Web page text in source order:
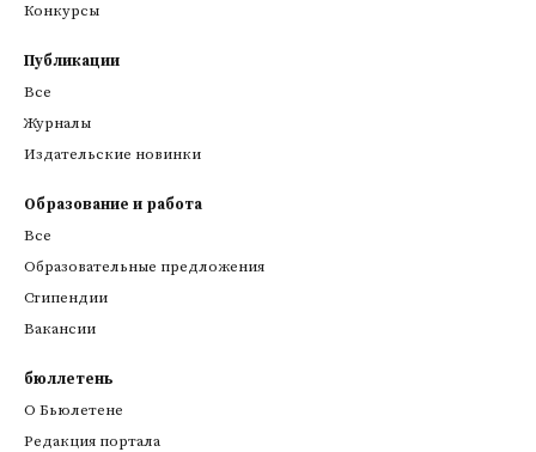
Конкурсы
Публикации
Все
Журналы
Издательские новинки
Образование и работа
Все
Образовательные предложения
Стипендии
Вакансии
бюллетень
О Бьюлетене
Редакция портала